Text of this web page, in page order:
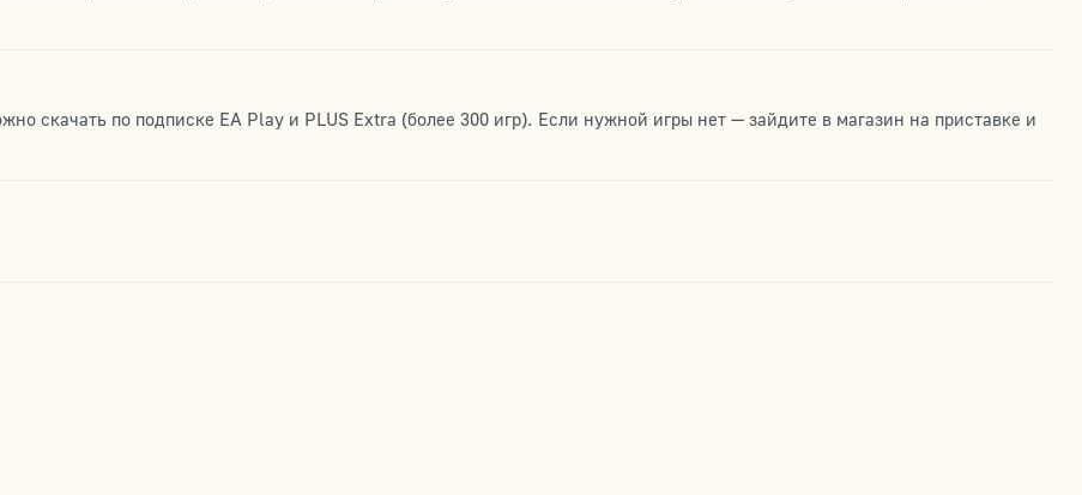
скачать по подписке EA Play и PLUS Extra (более 300 игр). Если нужной игры нет — зайдите в магазин на приставке и